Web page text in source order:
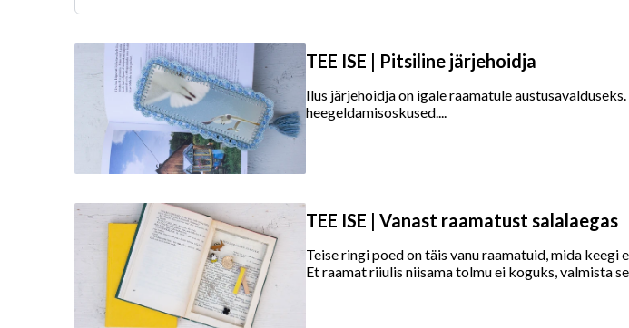
TEE ISE | Pitsiline järjehoidja
Ilus järjehoidja on igale raamatule
heegeldamisoskused....
TEE ISE | Vanast raamatust salalaegas
Teise ringi poed on täis vanu raamatuid, mida
Et raamat riiulis niisama tolmu ei koguks, valmista